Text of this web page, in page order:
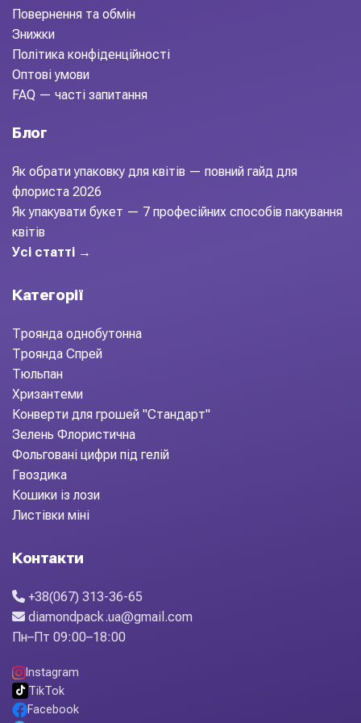
Повернення та обмін
Знижки
Політика конфіденційності
Оптові умови
FAQ — часті запитання
Блог
Як обрати упаковку для квітів — повний гайд для
флориста 2026
Як упакувати букет — 7 професійних способів пакування
квітів
Усі статті →
Категорії
Троянда однобутонна
Троянда Спрей
Тюльпан
Хризантеми
Конверти для грошей "Стандарт"
Зелень Флористична
Фольговані цифри під гелій
Гвоздика
Кошики із лози
Листівки міні
Контакти
+38(067) 313-36-65
diamondpack.ua@gmail.com
Пн–Пт 09:00–18:00
Instagram
TikTok
Facebook